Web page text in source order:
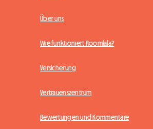
Über uns
Wie funktioniert Roomlala?
Versicherung
Vertrauenszentrum
Bewertungen und Kommentare